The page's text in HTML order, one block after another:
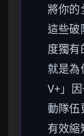
將你的
這些破
度獨有
就是為
V+」
動隊伍
有效縮